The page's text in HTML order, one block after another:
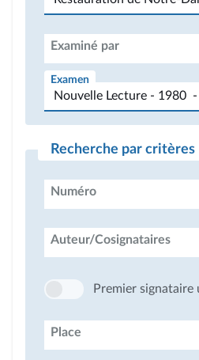
Examiné par
Examen
Recherche par critères
Numéro
Auteur/Cosignataires
Premier signataire
Place